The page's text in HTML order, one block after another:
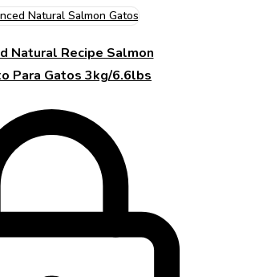
Natural Recipe Salmon
Para Gatos 3kg/6.6lbs